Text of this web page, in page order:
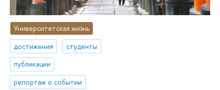
Университетская жизнь
достижения
студенты
публикации
репортаж о событии